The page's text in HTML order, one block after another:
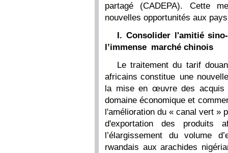
partagé (CADEPA). Cette
nouvelles opportunités aux
I. Consolider l'amitié
l’immense marché chinois
Le traitement du tarif
africains constitue une
la mise en œuvre des acquis
domaine économique et
l'amélioration du « canal vert »
d'exportation des produits
l’élargissement du volume
rwandais aux arachides